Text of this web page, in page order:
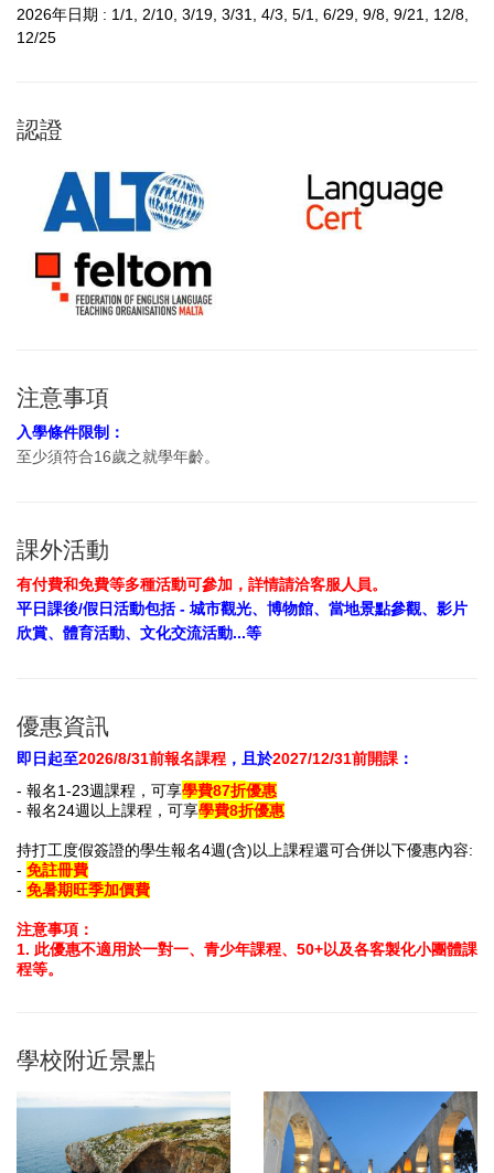
2026年日期 : 1/1, 2/10, 3/19, 3/31, 4/3, 5/1, 6/29, 9/8, 9/21, 12/8,
12/25
認證
注意事項
入學條件限制：
至少須符合16歲之就學年齡。
課外活動
有付費和免費等多種活動可參加，詳情請洽客服人員。
平日課後/假日活動包括 - 城市觀光、博物館、當地景點參觀、影片
欣賞、體育活動、文化交流活動...等
優惠資訊
即日起至2026/8/31前報名課程 ，且於2027/12/31前開課 ：
- 報名1-23週課程 ， 可享學費87折優惠
- 報名24週 以上課程 ，可享學費8折優惠
持打工度假簽證的學生報名4週(含)以上課程還可合併以下優惠內容:
- 免註冊費
- 免暑期旺季加價費
注意事項：
1. 此優惠不適用於一對一、青少年課程、50+以及各客製化小團體課
程等。
學校附近景點